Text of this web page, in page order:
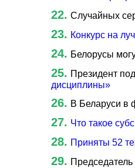
Случайных
Конкурс на
Белорусы
Президент
дисциплины»
В Беларуси в
Что такое
Приняты 52